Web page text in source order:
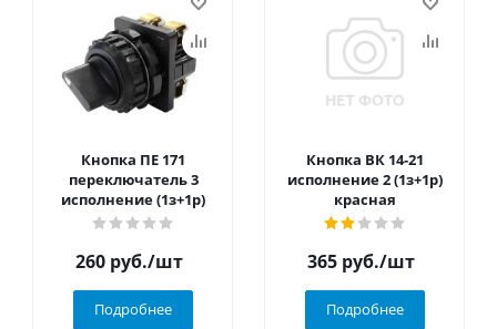
Кнопка ПЕ 171
переключатель 3
исполнение (1з+1р)
260 руб./шт
Подробнее
Кнопка ВК 14-21
исполнение 2 (1з+1р)
красная
365 руб./шт
Подробнее